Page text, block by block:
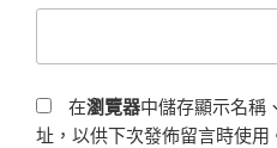
在瀏覽器中儲存顯示名稱
址，以供下次發佈留言時使用